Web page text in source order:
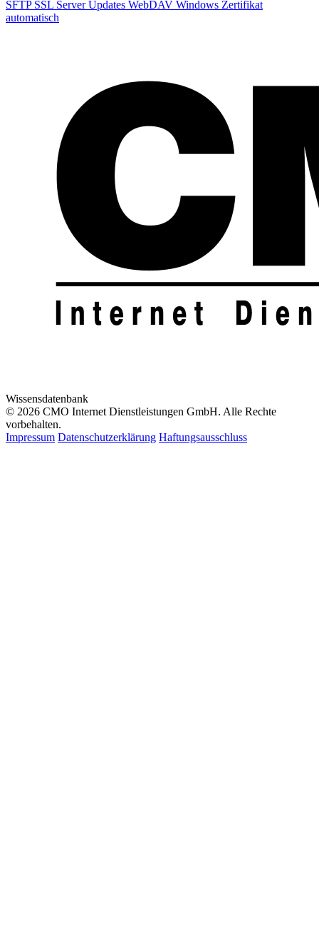
SFTP SSL ServerUpdates WebDAV Windows Zertifikat
automatisch
Wissensdatenbank
© 2026 CMO Internet Dienstleistungen GmbH. Alle Rechte
vorbehalten.
Impressum Datenschutzerklärung Haftungsausschluss